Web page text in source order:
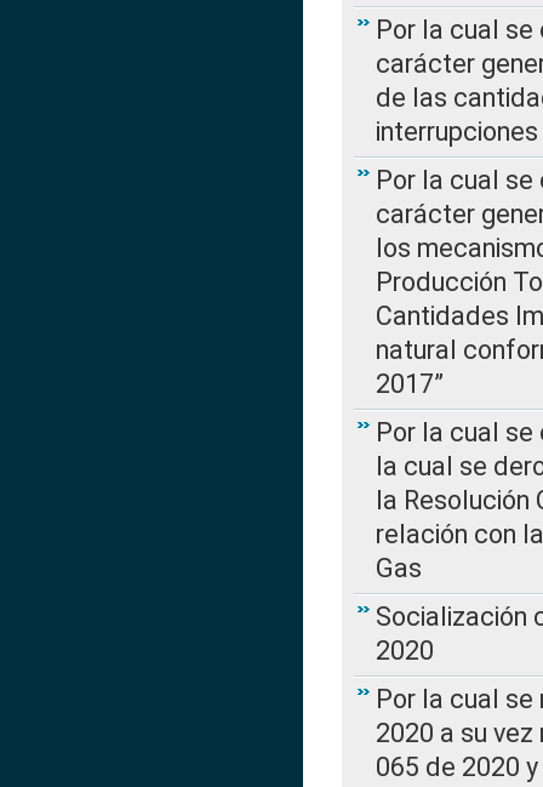
Por la cual
carácter
de las
Por la cual
carácter
los
Producción
Cantidades
natural
2017”
Por la cual
la cual se
la Resolución
relación con
Gas
Socialización
2020
Por la cual se
2020 a su
065 de 2020